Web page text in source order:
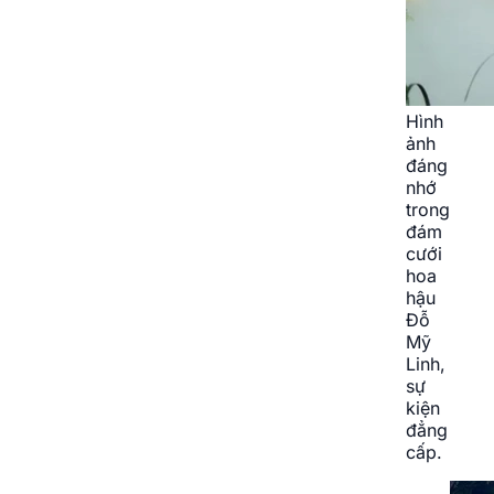
Hình
ảnh
đáng
nhớ
trong
đám
cưới
hoa
hậu
Đỗ
Mỹ
Linh,
sự
kiện
đẳng
cấp.